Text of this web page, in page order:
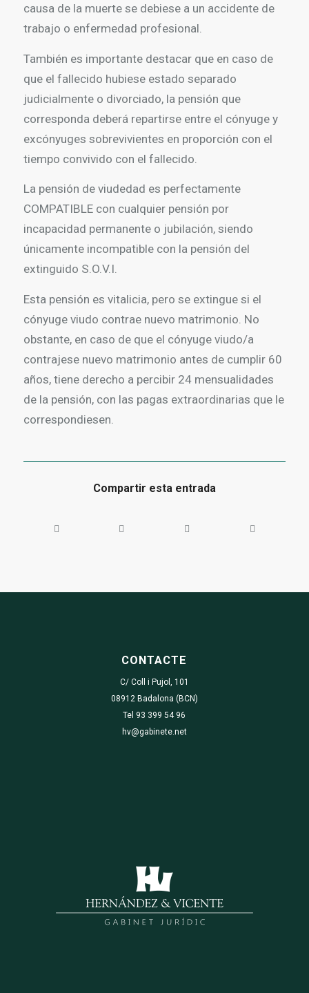
causa de la muerte se debiese a un accidente de
trabajo o enfermedad profesional.
También es importante destacar que en caso de
que el fallecido hubiese estado separado
judicialmente o divorciado, la pensión que
corresponda deberá repartirse entre el cónyuge y
excónyuges sobrevivientes en proporción con el
tiempo convivido con el fallecido.
La pensión de viudedad es perfectamente
COMPATIBLE con cualquier pensión por
incapacidad permanente o jubilación, siendo
únicamente incompatible con la pensión del
extinguido S.O.V.I.
Esta pensión es vitalicia, pero se extingue si el
cónyuge viudo contrae nuevo matrimonio. No
obstante, en caso de que el cónyuge viudo/a
contrajese nuevo matrimonio antes de cumplir 60
años, tiene derecho a percibir 24 mensualidades
de la pensión, con las pagas extraordinarias que le
correspondiesen.
Compartir esta entrada
CONTACTE
C/ Coll i Pujol, 101
08912 Badalona (BCN)
Tel 93 399 54 96
hv@gabinete.net